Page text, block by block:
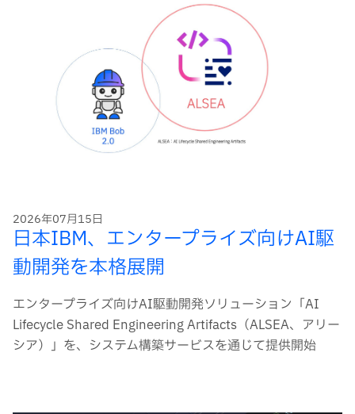
2026年07月15日
日本IBM、エンタープライズ向けAI駆
動開発を本格展開
エンタープライズ向けAI駆動開発ソリューション「AI
Lifecycle Shared Engineering Artifacts（ALSEA、アリー
シア）」を、システム構築サービスを通じて提供開始